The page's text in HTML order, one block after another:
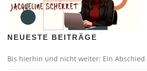
NEUESTE BEITRÄGE
Bis hierhin und nicht weiter: Ein Abschied